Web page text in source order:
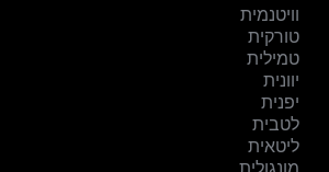
וויטנמית
טורקית
טמילית
יוונית
יפנית
לטבית
ליטאית